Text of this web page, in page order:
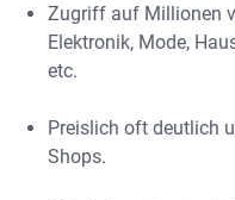
Zugriff auf Millionen
Elektronik, Mode,
etc.
Preislich oft deutlich
Shops.